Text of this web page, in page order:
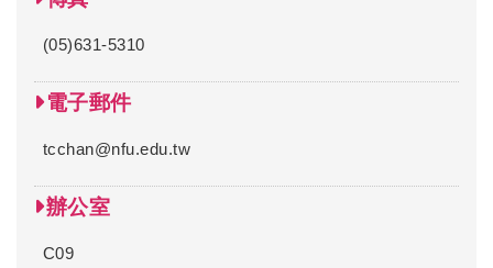
(05)631-5310
電子郵件
tcchan@nfu.edu.tw
辦公室
C09